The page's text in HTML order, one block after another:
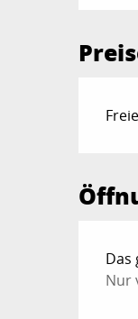
Das
Nur